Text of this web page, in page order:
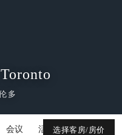
多
会议 活动 媒体库
选择客房/房价